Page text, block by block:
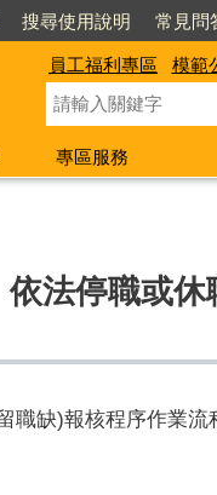
搜尋使用說明 常見問
員工福利專區 模範
專區服務
法停職或休
缺)報核程序作業流